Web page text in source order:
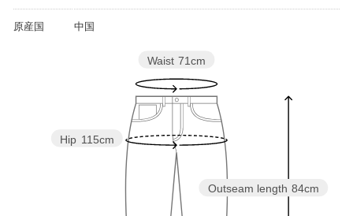
原産国 中国
Outseam length 84cm
Hip 115cm
Waist 71cm